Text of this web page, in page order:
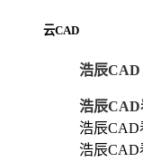
云CAD
浩辰CAD
浩辰CAD
浩辰CAD
浩辰CAD